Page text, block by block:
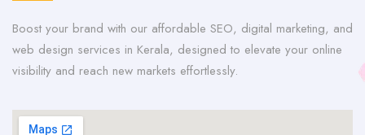
Boost your brand with our affordable SEO, digital marketing, and
web design services in Kerala, designed to elevate your online
visibility and reach new markets effortlessly.